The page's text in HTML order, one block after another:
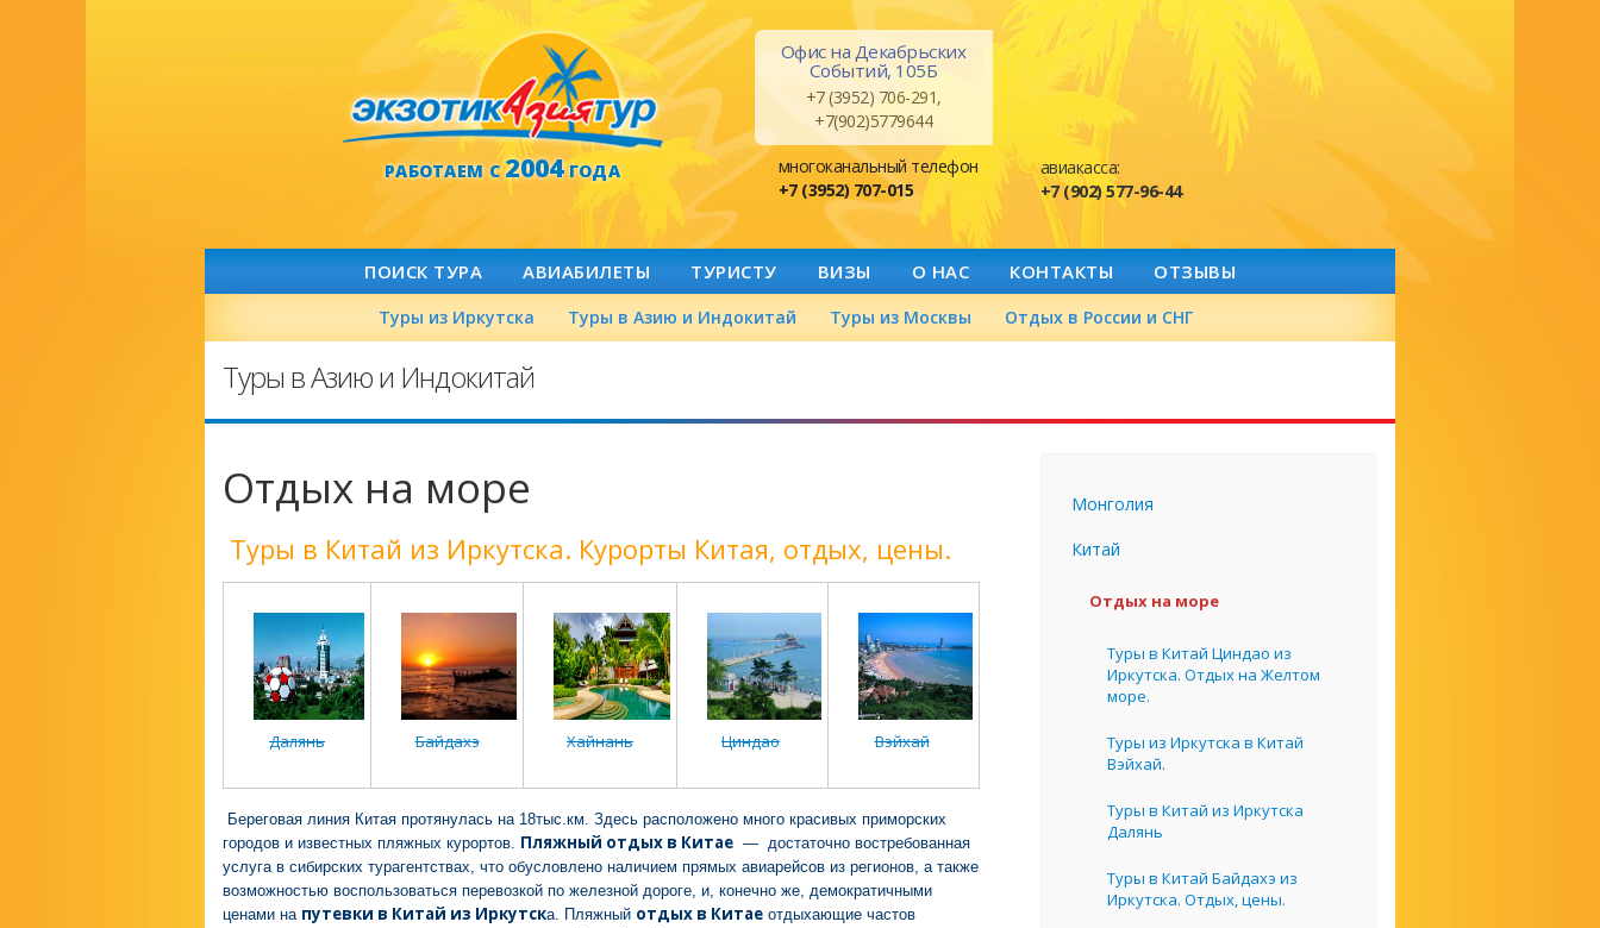
РАБОТАЕМ С2004ГОДА
Офис на Декабрьских
Событий, 105Б
+7 (3952) 706-291,
+7(902)5779644
многоканальный телефон
+7 (3952) 707-015
авиакасса:
+7 (902) 577-96-44
ПОИСК ТУРА АВИАБИЛЕТЫ ТУРИСТУ ВИЗЫ О НАС КОНТАКТЫ ОТЗЫВЫ
Туры из Иркутска Туры в Азию и Индокитай Туры из Москвы Отдых в России и СНГ
Туры в Азию и Индокитай
Отдых на море
Туры в Китай из Иркутска. Курорты Китая, отдых, цены.
Далянь Байдахэ Хайнань Циндао Вэйхай
Береговая линия Китая протянулась на 18тыс.км. Здесь расположено много красивых приморских
городов и известных пляжных курортов. Пляжный отдых в Китае — достаточно востребованная
услуга в сибирских турагентствах, что обусловлено наличием прямых авиарейсов из регионов, а также
возможностью воспользоваться перевозкой по железной дороге, и, конечно же, демократичными
ценами на путевки в Китай из Иркутска. Пляжный отдых в Китае отдыхающие частов
Монголия
Китай
Отдых на море
Туры в Китай Циндао из
Иркутска. Отдых на Желтом
море.
Туры из Иркутска в Китай
Вэйхай.
Туры в Китай из Иркутска
Далянь
Туры в Китай Байдахэ из
Иркутска. Отдых, цены.